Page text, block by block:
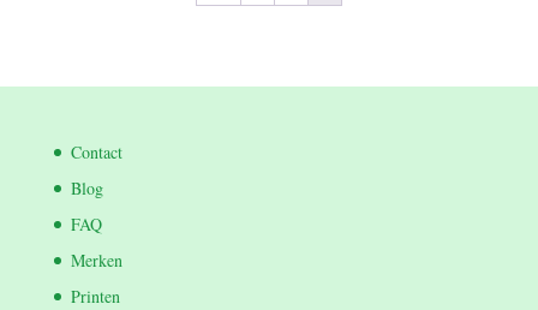
Contact
Blog
FAQ
Merken
Printen